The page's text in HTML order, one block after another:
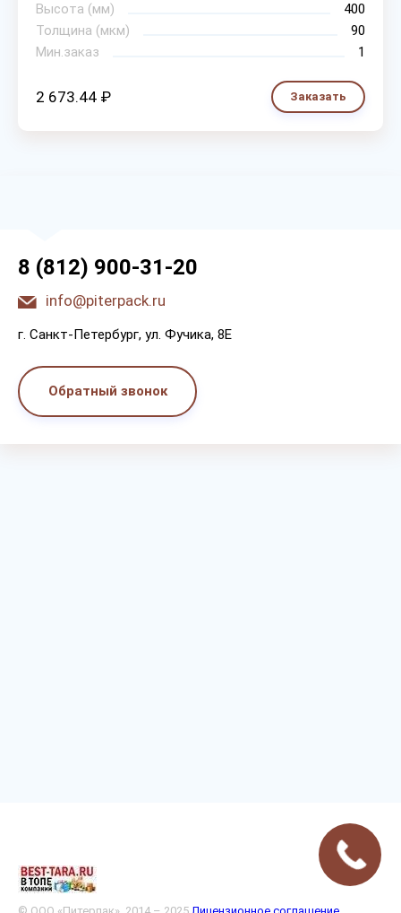
Высота (мм)
400
Толщина (мкм)
90
Мин.заказ
1
2 673.44 ₽ Заказать
8 (812) 900-31-20
info@piterpack.ru
г. Санкт-Петербург, ул. Фучика, 8E
Обратный звонок